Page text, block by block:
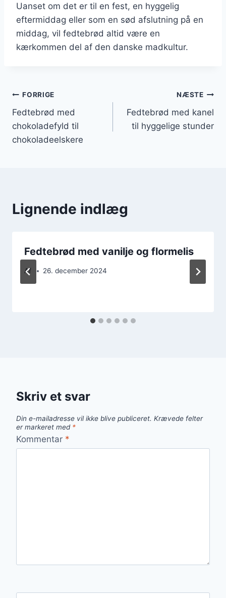
Uanset om det er til en fest, en hyggelig
eftermiddag eller som en sød afslutning på en
middag, vil fedtebrød altid være en
kærkommen del af den danske madkultur.
Indlægsnavigation
FORRIGE
Fedtebrød med
chokoladefyld til
chokoladeelskere
NÆSTE
Fedtebrød med kanel
til hyggelige stunder
Lignende indlæg
Fedtebrød med vanilje og flormelis
Af 26. december 2024
Skriv et svar
Din e-mailadresse vil ikke blive publiceret. Krævede felter
er markeret med *
Kommentar *